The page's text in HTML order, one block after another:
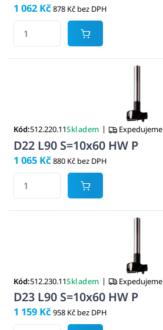
1 062 Kč 878 Kč bez DPH
Kód:512.220.11Skladem | Expedujeme
D22 L90 S=10x60 HW P
1 065 Kč 880 Kč bez DPH
Kód:512.230.11Skladem | Expedujeme
D23 L90 S=10x60 HW P
1 159 Kč 958 Kč bez DPH